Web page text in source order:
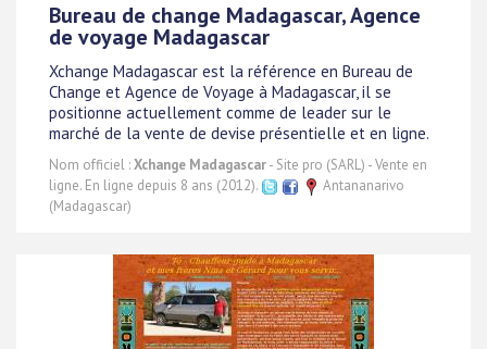
Bureau de change Madagascar, Agence
de voyage Madagascar
Xchange Madagascar est la référence en Bureau de
Change et Agence de Voyage à Madagascar, il se
positionne actuellement comme de leader sur le
marché de la vente de devise présentielle et en ligne.
Nom officiel :Xchange Madagascar- Site pro (SARL) - Vente en
ligne. En ligne depuis 8 ans (2012).
Antananarivo
(Madagascar)